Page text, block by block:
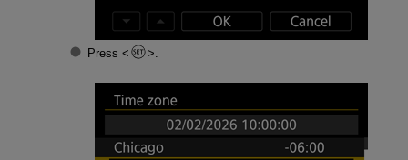
Press